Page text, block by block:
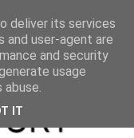
deliver its services
and user-agent are
and security
usage
IT